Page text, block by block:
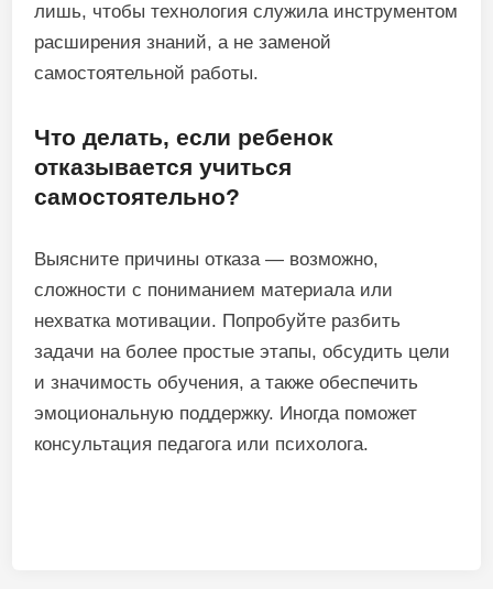
лишь, чтобы технология служила инструментом
расширения знаний, а не заменой
самостоятельной работы.
Что делать, если ребенок
отказывается учиться
самостоятельно?
Выясните причины отказа — возможно,
сложности с пониманием материала или
нехватка мотивации. Попробуйте разбить
задачи на более простые этапы, обсудить цели
и значимость обучения, а также обеспечить
эмоциональную поддержку. Иногда поможет
консультация педагога или психолога.